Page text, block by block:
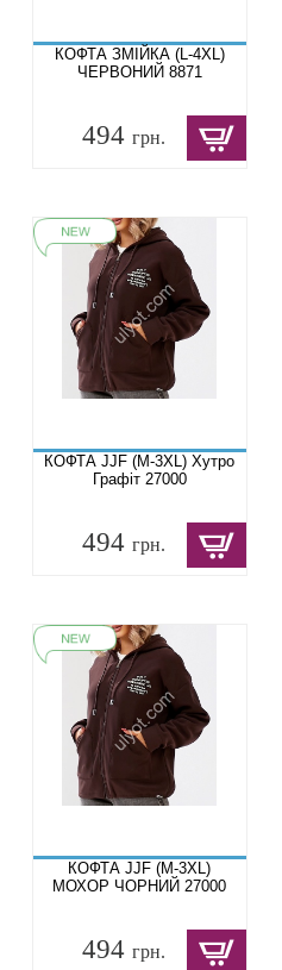
КОФТА ЗМІЙКА (L-4XL)
ЧЕРВОНИЙ 8871
494грн.
КОФТА JJF (M-3XL) Хутро
Графіт 27000
494грн.
КОФТА JJF (M-3XL)
МОХОР ЧОРНИЙ 27000
494грн.